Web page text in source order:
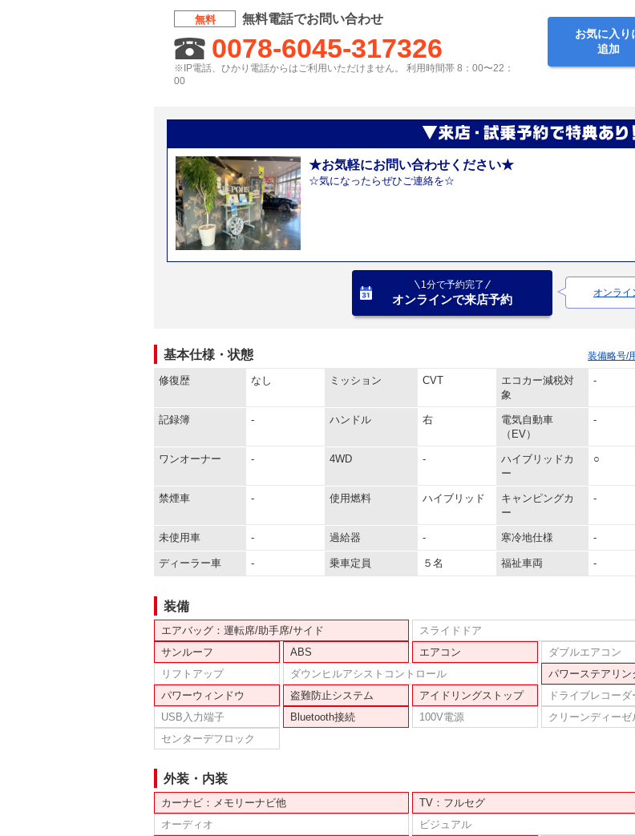
無料 無料電話でお問い合わせ
0078-6045-317326
※IP電話、ひかり電話からはご利用いただけません。 利用時間帯 8：00〜22：
00
お気に入り
追加
★お気軽にお問い合わせください★
☆気になったらぜひご連絡を☆
1分で予約完了
オンラインで来店予約 オンライ
基本仕様・状態 装備略号/
修復歴 なし ミッション CVT
エコカー減税対
象
-
記録簿 - ハンドル 右
電気自動車
（EV）
-
ワンオーナー - 4WD -
ハイブリッドカ
ー
○
禁煙車 - 使用燃料 ハイブリッド
キャンピングカ
ー
-
未使用車 - 過給器 - 寒冷地仕様 -
ディーラー車 - 乗車定員 ５名 福祉車両 -
装備
エアバッグ：運転席/助手席/サイド
スライドドア
サンルーフ
ABS エアコン
ダブルエアコン
リフトアップ
ダウンヒルアシストコントロール
パワーステアリン
パワーウィンドウ
盗難防止システム アイドリングストップ
ドライブレコーダ
USB入力端子
Bluetooth接続 100V電源
クリーンディーゼ
センターデフロック
外装・内装
カーナビ：メモリーナビ他
TV：フルセグ
オーディオ
ビジュアル